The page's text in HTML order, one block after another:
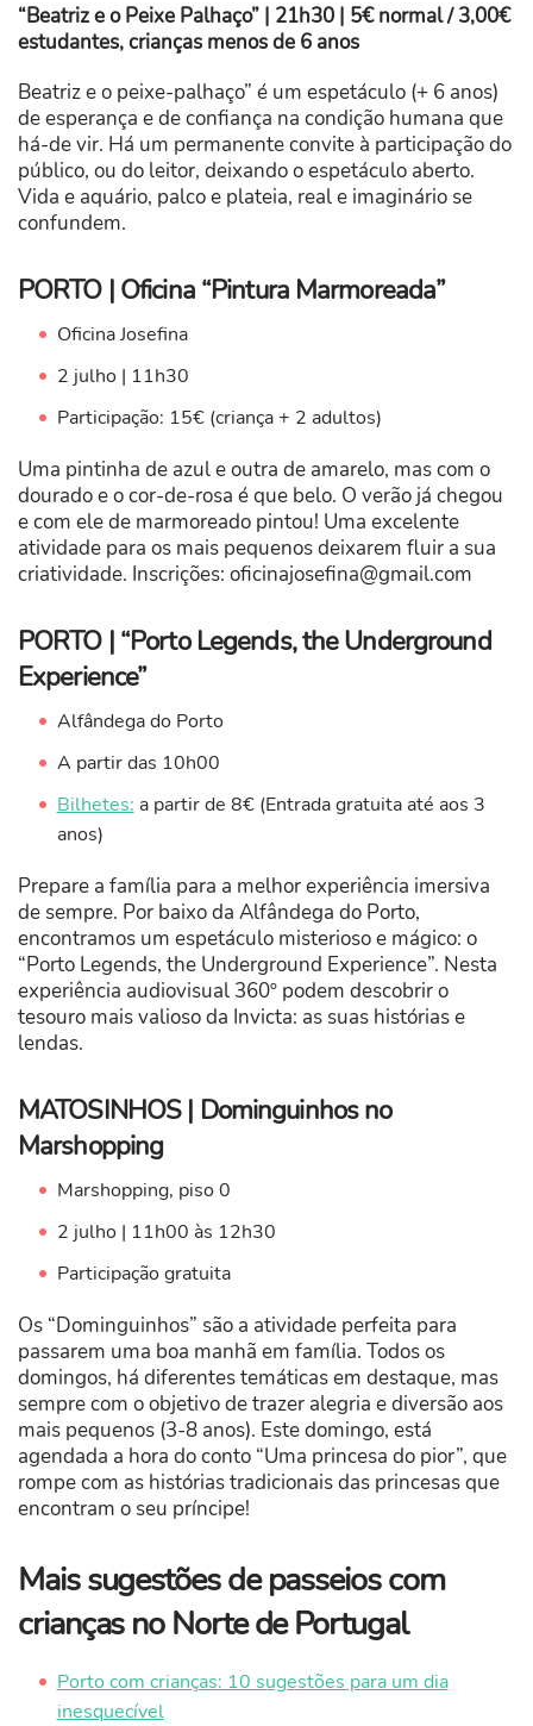
“Beatriz e o Peixe Palhaço” | 21h30 | 5€ normal / 3,00€
estudantes, crianças menos de 6 anos
Beatriz e o peixe-palhaço” é um espetáculo (+ 6 anos)
de esperança e de confiança na condição humana que
há-de vir. Há um permanente convite à participação do
público, ou do leitor, deixando o espetáculo aberto.
Vida e aquário, palco e plateia, real e imaginário se
confundem.
PORTO | Oficina “Pintura Marmoreada”
Oficina Josefina
2 julho | 11h30
Participação: 15€ (criança + 2 adultos)
Uma pintinha de azul e outra de amarelo, mas com o
dourado e o cor-de-rosa é que belo. O verão já chegou
e com ele de marmoreado pintou! Uma excelente
atividade para os mais pequenos deixarem fluir a sua
criatividade. Inscrições: oficinajosefina@gmail.com
PORTO | “Porto Legends, the Underground
Experience”
Alfândega do Porto
A partir das 10h00
Bilhetes: a partir de 8€ (Entrada gratuita até aos 3
anos)
Prepare a família para a melhor experiência imersiva
de sempre. Por baixo da Alfândega do Porto,
encontramos um espetáculo misterioso e mágico: o
“Porto Legends, the Underground Experience”. Nesta
experiência audiovisual 360º podem descobrir o
tesouro mais valioso da Invicta: as suas histórias e
lendas.
MATOSINHOS | Dominguinhos no
Marshopping
Marshopping, piso 0
2 julho | 11h00 às 12h30
Participação gratuita
Os “Dominguinhos” são a atividade perfeita para
passarem uma boa manhã em família. Todos os
domingos, há diferentes temáticas em destaque, mas
sempre com o objetivo de trazer alegria e diversão aos
mais pequenos (3-8 anos). Este domingo, está
agendada a hora do conto “Uma princesa do pior”, que
rompe com as histórias tradicionais das princesas que
encontram o seu príncipe!
Mais sugestões de passeios com
crianças no Norte de Portugal
Porto com crianças: 10 sugestões para um dia
inesquecível